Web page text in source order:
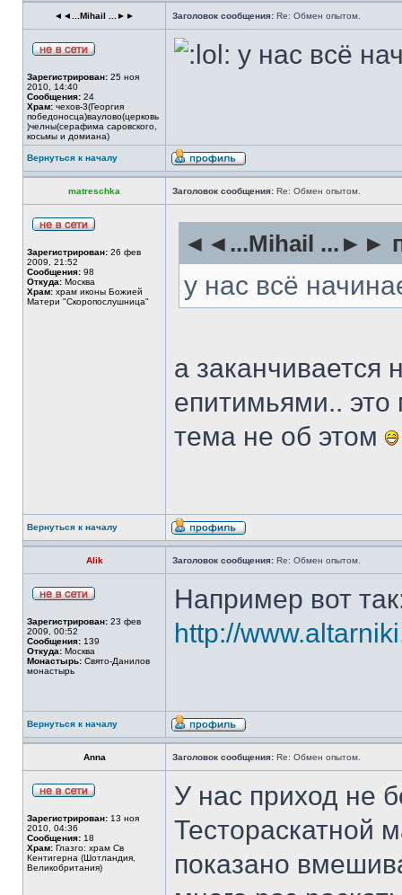
◄◄...Mihail ...►► Заголовок сообщения: Re: Обмен опытом.
Зарегистрирован: 25 ноя
2010, 14:40
Сообщения: 24
Храм: чехов-3(Георгия
победоносца)ваулово(церковь
)челны(серафима саровского,
косьмы и домиана)
у нас всё
Вернуться к началу
matreschka Заголовок сообщения: Re: Обмен опытом.
Зарегистрирован: 26 фев
2009, 21:52
Сообщения: 98
Откуда: Москва
Храм: храм иконы Божией
Матери "Скоропослушница"
◄◄...Mihail ...►►
у нас всё
а заканчивается
епитимьями..
тема не об этом
Вернуться к началу
Alik Заголовок сообщения: Re: Обмен опытом.
Зарегистрирован: 23 фев
2009, 00:52
Сообщения: 139
Откуда: Москва
Монастырь: Свято-Данилов
монастырь
Например вот
http://
Вернуться к началу
Anna Заголовок сообщения: Re: Обмен опытом.
Зарегистрирован: 13 ноя
2010, 04:36
Сообщения: 18
Храм: Глазго: храм Cв
Кентигерна (Шотландия,
Великобритания)
У нас приход не
Тестораскатной
показано